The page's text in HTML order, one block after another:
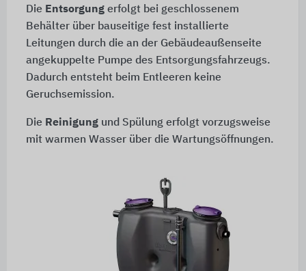
Die Entsorgungerfolgt bei geschlossenem
Behälter über bauseitige fest installierte
Leitungen durch die an der Gebäudeaußenseite
angekuppelte Pumpe des Entsorgungsfahrzeugs.
Dadurch entsteht beim Entleeren keine
Geruchsemission.
Die Reinigungund Spülung erfolgt vorzugsweise
mit warmen Wasser über die Wartungsöffnungen.